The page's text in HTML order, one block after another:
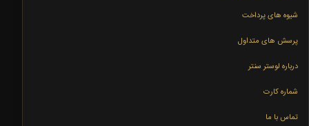
شیوه های پرداخت
پرسش های متداول
درباره لوستر سنتر
شماره کارت
تماس با ما